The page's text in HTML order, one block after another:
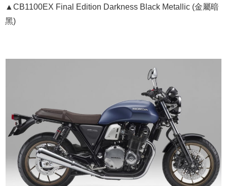
▲CB1100EX Final Edition Darkness Black Metallic (金屬暗
黑)